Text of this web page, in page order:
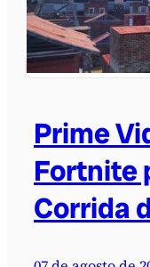
Prime
Fortnite
Corrida